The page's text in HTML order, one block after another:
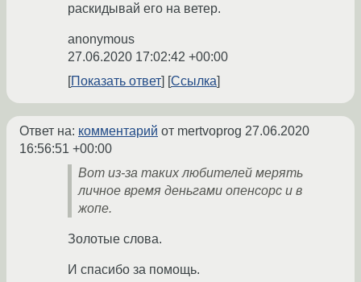
раскидывай его на ветер.
anonymous
27.06.2020 17:02:42 +00:00
Показать ответ
Ссылка
Ответ на: комментарий от mertvoprog 27.06.2020
16:56:51 +00:00
Вот из-за таких любителей мерять
личное время деньгами опенсорс и в
жопе.
Золотые слова.
И спасибо за помощь.